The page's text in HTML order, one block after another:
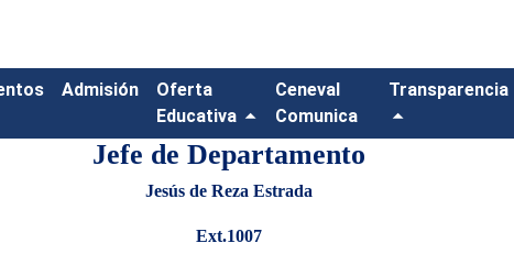
Admisión
Oferta
Educativa
Ceneval
Comunica
Transparencia
Jefe de Departamento
Jesús de Reza Estrada
Ext.1007